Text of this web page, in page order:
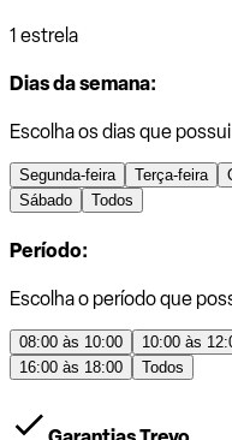
1 estrela
Dias da semana:
Escolha os dias que
Segunda-feira Terça-feira
Sábado
Todos
Período:
Escolha o período que
08:00 às 10:00 10:00 às
16:00 às 18:00
Todos